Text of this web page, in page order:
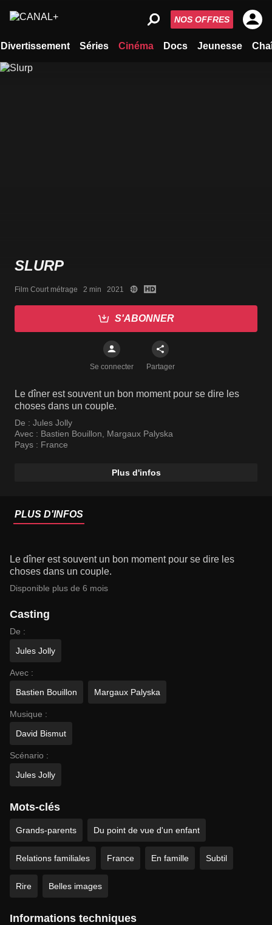
Divertissement Séries Cinéma Docs Jeunesse
NOS OFFRES
SLURP
Film Court métrage   2 min   2021
S'ABONNER
Se connecter Partager
Le dîner est souvent un bon moment pour se dire les
choses dans un couple.
De : Jules Jolly
Avec : Bastien Bouillon
Margaux Palyska
Pays : France
Plus d'infos
PLUS D'INFOS
Le dîner est souvent un bon moment pour se dire les
choses dans un couple.
Disponible plus de 6 mois
Casting
De :
Jules Jolly
Avec :
Bastien Bouillon
Margaux Palyska
Musique :
David Bismut
Scénario :
Jules Jolly
Mots-clés
Grands-parents Du point de vue d'un enfant
Relations familiales France En famille Subtil
Rire Belles images
Informations techniques